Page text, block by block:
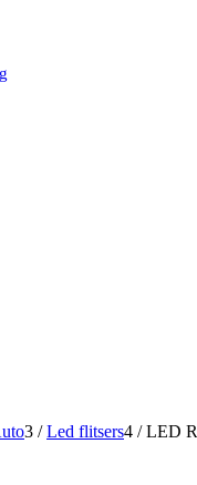
Edge Light
Led
Go
accu
PIR / Touch
220V
3 / Led flitsers4 / LED